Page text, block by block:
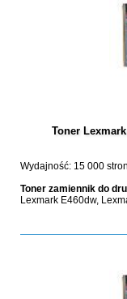
Toner
Wydajność: 15 000 stron
Toner zamiennik do
Lexmark E460dw,